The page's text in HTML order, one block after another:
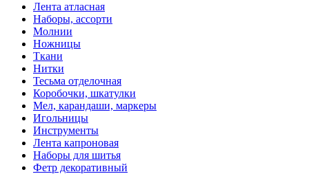
Лента атласная
Наборы, ассорти
Молнии
Ножницы
Ткани
Нитки
Тесьма отделочная
Коробочки, шкатулки
Мел, карандаши, маркеры
Игольницы
Инструменты
Лента капроновая
Наборы для шитья
Фетр декоративный